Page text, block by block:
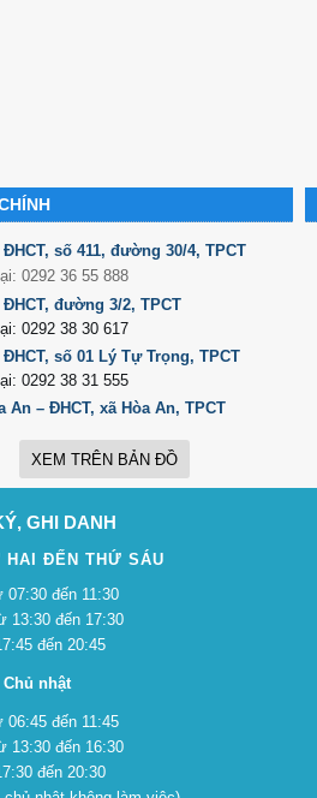
ĐHCT, số 411, đường 30/4, TPCT
0292 36 55 888
ĐHCT, đường 3/2, TPCT
0292 38 30 617
ĐHCT, số 01 Lý Tự Trọng, TPCT
0292 38 31 555
An – ĐHCT, xã Hòa An, TPCT
XEM TRÊN BẢN ĐỒ
GHI DANH
HAI ĐẾN THỨ SÁU
07:30 đến 11:30
13:30 đến 17:30
đến 20:45
nhật
06:45 đến 11:45
13:30 đến 16:30
đến 20:30